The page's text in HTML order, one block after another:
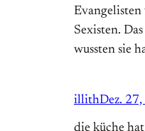
Sexisten.
wussten sie
illithDez.
die küche